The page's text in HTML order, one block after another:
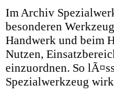
Im Archiv
besonderen
Handwerk und beim
Nutzen,
einzuordnen. So
Spezialwerkzeug